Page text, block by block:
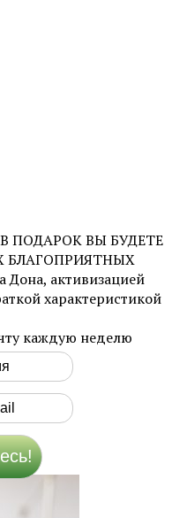
ПОДАРОК ВЫ БУДЕТЕ
БЛАГОПРИЯТНЫХ
активизацией
характеристикой
каждую неделю